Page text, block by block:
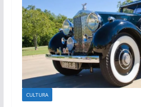
CULTURA